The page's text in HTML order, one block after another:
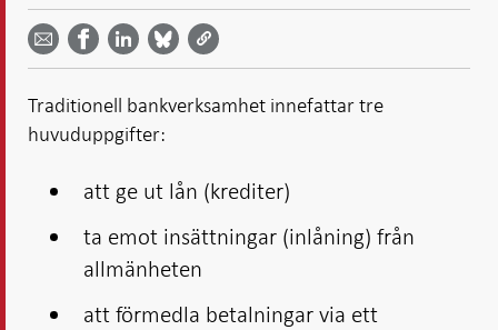
Dela
email -
Öppnas
i ny flik
Dela på
Facebook
- Öppnas
Dela på
LinkedIn
-
Öppnas
i ny flik
på
Bluesky
-
i ny flik
på
Twitter
-
i ny flik
Traditionell bankverksamhet innefattar tre
huvuduppgifter:
att ge ut lån (krediter)
ta emot insättningar (inlåning) från
allmänheten
att förmedla betalningar via ett